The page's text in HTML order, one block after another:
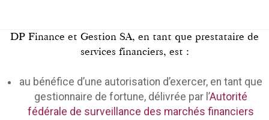
DP Finance et Gestion SA, en tant que prestataire de
services financiers, est :
au bénéfice d’une autorisation d’exercer, en tant que
gestionnaire de fortune, délivrée par l’Autorité
fédérale de surveillance des marchés financiers